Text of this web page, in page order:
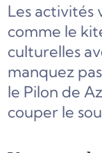
Les activités
comme le
culturelles
manquez
le Pilon de
couper le